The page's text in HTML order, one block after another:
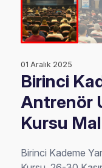
01 Aralık 2025
Birinci
Antrenör
Kursu
Birinci Kademe